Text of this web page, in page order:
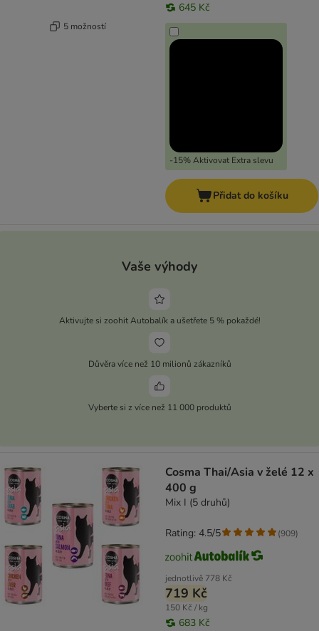
5 možností
645 Kč
-15% Aktivovat Extra slevu
Přidat do košíku
Vaše výhody
Aktivujte si zoohit Autobalík a ušetřete 5 % pokaždé!
Důvěra více než 10 milionů zákazníků
Vyberte si z více než 11 000 produktů
Cosma Thai/Asia v želé 12 x
400 g
Mix I (5 druhů)
jednotlivě 778 Kč
719 Kč
150 Kč / kg
683 Kč
Rating: 4.5/5 (909)